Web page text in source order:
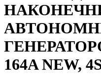
164A NEW,